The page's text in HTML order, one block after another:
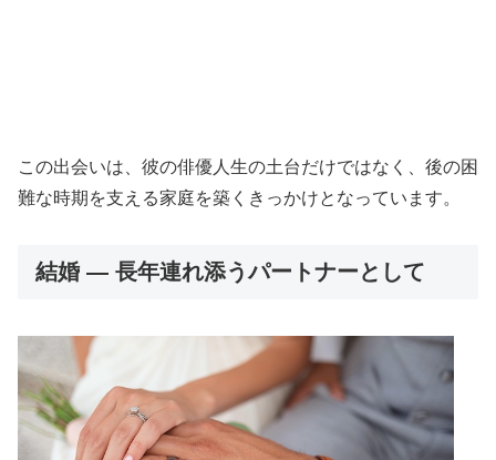
この出会いは、彼の俳優人生の土台だけではなく、後の困
難な時期を支える家庭を築くきっかけとなっています。
結婚 — 長年連れ添うパートナーとして